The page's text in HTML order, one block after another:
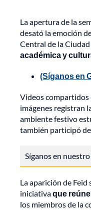
La apertura de la
desató la emoción
Central de la
académica y
(Síganos en
Videos compartidos
imágenes registran
ambiente festivo
también participó
Síganos en nuestro
La aparición de
iniciativaque
los miembros de la